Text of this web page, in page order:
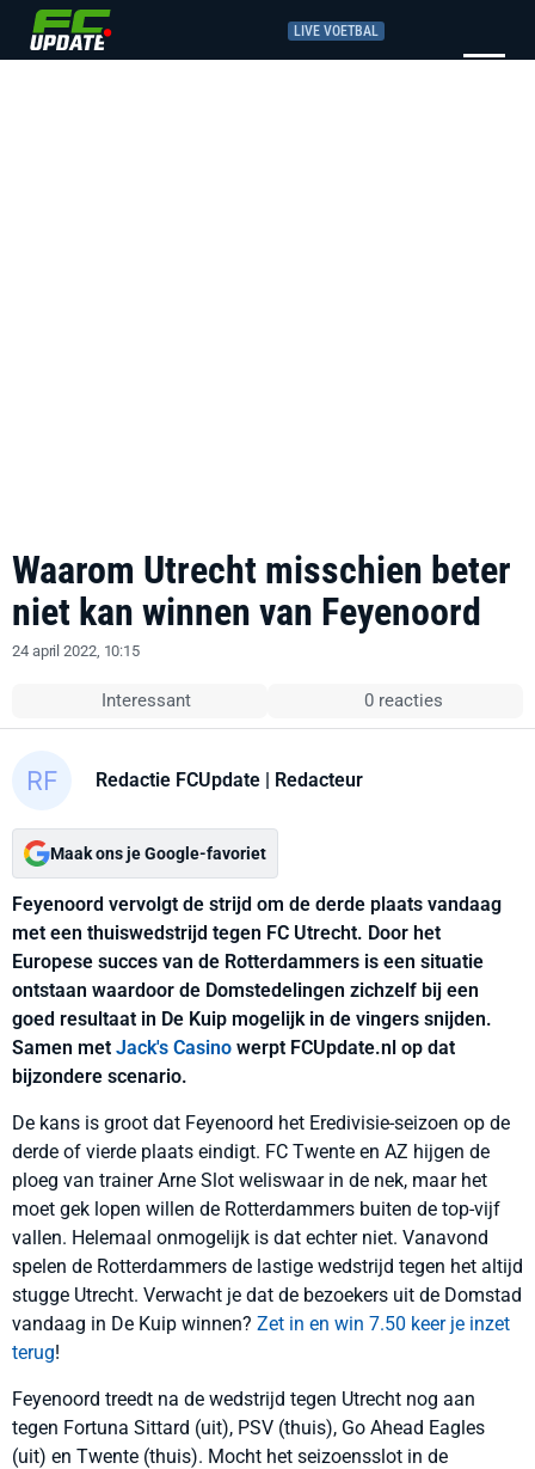
LIVE VOETBAL
Waarom Utrecht misschien beter
niet kan winnen van Feyenoord
24 april 2022, 10:15
Interessant 0 reacties
Redactie FCUpdate | Redacteur
Maak ons je Google-favoriet
Feyenoord vervolgt de strijd om de derde plaats vandaag
met een thuiswedstrijd tegen FC Utrecht. Door het
Europese succes van de Rotterdammers is een situatie
ontstaan waardoor de Domstedelingen zichzelf bij een
goed resultaat in De Kuip mogelijk in de vingers snijden.
Samen met Jack's Casino werpt FCUpdate.nl op dat
bijzondere scenario.
De kans is groot dat Feyenoord het Eredivisie-seizoen op de
derde of vierde plaats eindigt. FC Twente en AZ hijgen de
ploeg van trainer Arne Slot weliswaar in de nek, maar het
moet gek lopen willen de Rotterdammers buiten de top-vijf
vallen. Helemaal onmogelijk is dat echter niet. Vanavond
spelen de Rotterdammers de lastige wedstrijd tegen het altijd
stugge Utrecht. Verwacht je dat de bezoekers uit de Domstad
vandaag in De Kuip winnen? Zet in en win 7.50 keer je inzet
terug!
Feyenoord treedt na de wedstrijd tegen Utrecht nog aan
tegen Fortuna Sittard (uit), PSV (thuis), Go Ahead Eagles
(uit) en Twente (thuis). Mocht het seizoensslot in de